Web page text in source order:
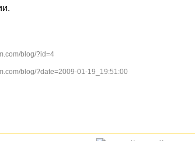
blog/?id=4
blog/?date=2009-01-19_19:51:00